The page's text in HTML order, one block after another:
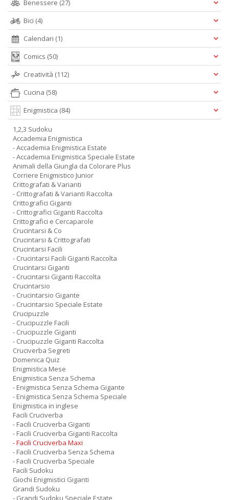
Benessere (27)
Bici (4)
Calendari (1)
Comics (50)
Creatività (112)
Cucina (58)
Enigmistica (84)
1,2,3 Sudoku
Accademia Enigmistica
- Accademia Enigmistica Estate
- Accademia Enigmistica Speciale Estate
Animali della Giungla da Colorare Plus
Corriere Enigmistico Junior
Crittografati & Varianti
- Crittografati & Varianti Raccolta
Crittografici Giganti
- Crittografici Giganti Raccolta
Crittografici e Cercaparole
Crucintarsi & Co
Crucintarsi & Crittografati
Crucintarsi Facili
- Crucintarsi Facili Giganti Raccolta
Crucintarsi Giganti
- Crucintarsi Giganti Raccolta
Crucintarsio
- Crucintarsio Gigante
- Crucintarsio Speciale Estate
Crucipuzzle
- Crucipuzzle Facili
- Crucipuzzle Giganti
- Crucipuzzle Giganti Raccolta
Cruciverba Segreti
Domenica Quiz
Enigmistica Mese
Enigmistica Senza Schema
- Enigmistica Senza Schema Gigante
- Enigmistica Senza Schema Speciale
Enigmistica in inglese
Facili Cruciverba
- Facili Cruciverba Giganti
- Facili Cruciverba Giganti Raccolta
- Facili Cruciverba Maxi
- Facili Cruciverba Senza Schema
- Facili Cruciverba Speciale
Facili Sudoku
Giochi Enigmistici Giganti
Grandi Sudoku
- Grandi Sudoku Speciale Estate